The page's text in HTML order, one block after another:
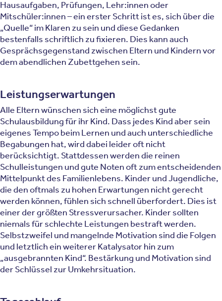
Hausaufgaben, Prüfungen, Lehr:innen oder
Mitschüler:innen – ein erster Schritt ist es, sich über die
„Quelle“ im Klaren zu sein und diese Gedanken
bestenfalls schriftlich zu fixieren. Dies kann auch
Gesprächsgegenstand zwischen Eltern und Kindern vor
dem abendlichen Zubettgehen sein.
Leistungserwartungen
Alle Eltern wünschen sich eine möglichst gute
Schulausbildung für ihr Kind. Dass jedes Kind aber sein
eigenes Tempo beim Lernen und auch unterschiedliche
Begabungen hat, wird dabei leider oft nicht
berücksichtigt. Stattdessen werden die reinen
Schulleistungen und gute Noten oft zum entscheidenden
Mittelpunkt des Familienlebens. Kinder und Jugendliche,
die den oftmals zu hohen Erwartungen nicht gerecht
werden können, fühlen sich schnell überfordert. Dies ist
einer der größten Stressverursacher. Kinder sollten
niemals für schlechte Leistungen bestraft werden.
Selbstzweifel und mangelnde Motivation sind die Folgen
und letztlich ein weiterer Katalysator hin zum
„ausgebrannten Kind“. Bestärkung und Motivation sind
der Schlüssel zur Umkehrsituation.